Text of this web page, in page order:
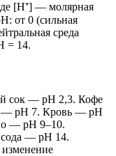
[H⁺] — молярная
от 0 (сильная
среда
= 14.
сок — pH 2,3. Кофе
— pH 7. Кровь — pH
— pH 9–10.
сода — pH 14.
изменение